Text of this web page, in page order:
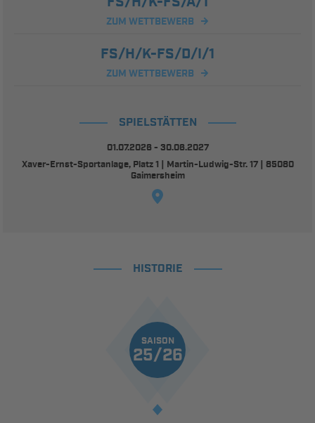
ZUM WETTBEWERB
FS/H/K-FS/D/I/1
ZUM WETTBEWERB
SPIELSTÄTTEN
01.07.2026 - 30.06.2027
Xaver-Ernst-Sportanlage, Platz 1 | Martin-Ludwig-Str. 17 | 85080
Gaimersheim
HISTORIE
SAISON
25/26